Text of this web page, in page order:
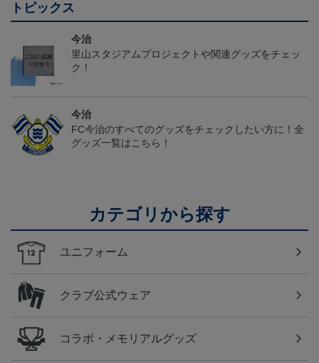
トピックス
今治
里山スタジアムプロジェクトや関連グッズをチェッ
ク！
今治
FC今治のすべてのグッズをチェックしたい方に！全
グッズ一覧はこちら！
カテゴリから探す
ユニフォーム
クラブ公式ウェア
コラボ・メモリアルグッズ